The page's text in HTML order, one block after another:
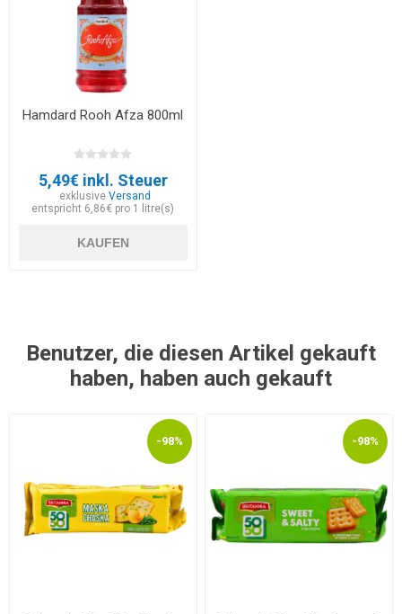
Hamdard Rooh Afza 800ml
5,49€ inkl. Steuer
exklusiveVersand
entspricht 6,86€ pro 1 litre(s)
KAUFEN
Benutzer, die diesen Artikel gekauft
haben, haben auch gekauft
-98% -98%